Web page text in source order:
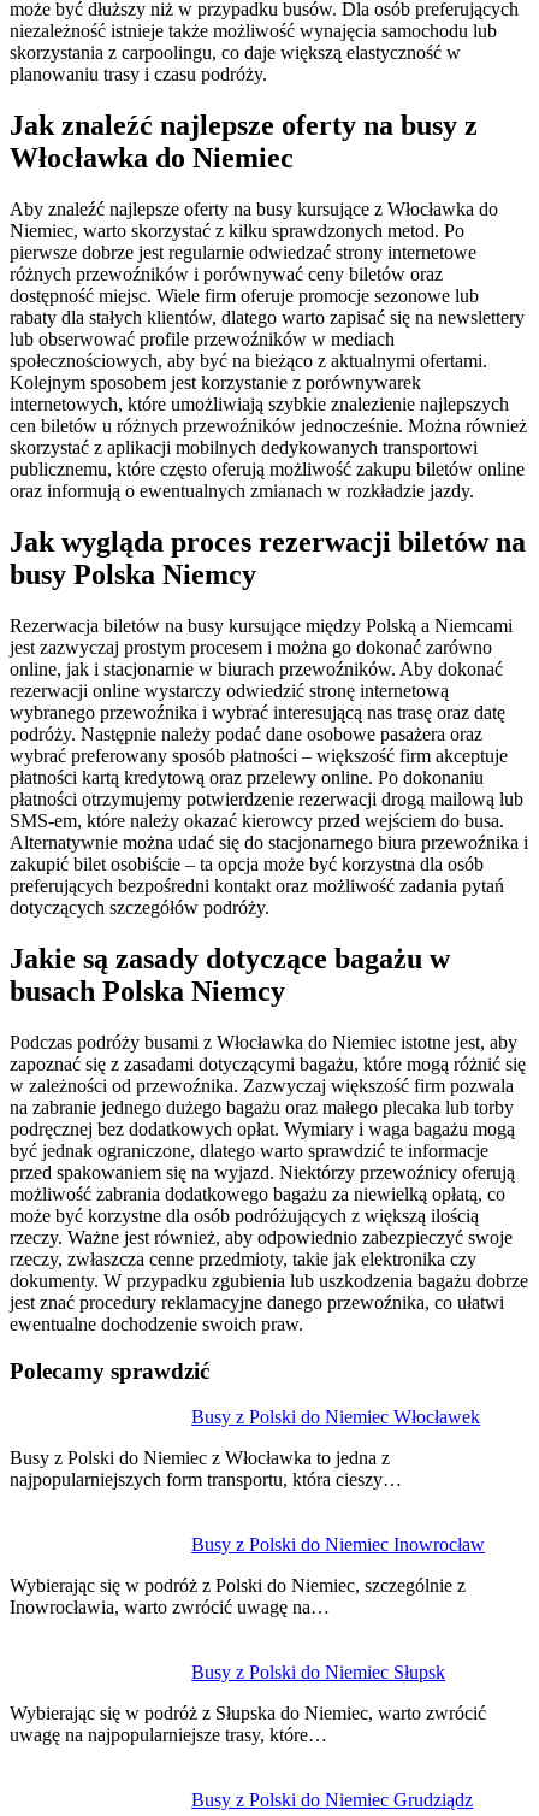
może być dłuższy niż w przypadku busów. Dla osób preferujących
niezależność istnieje także możliwość wynajęcia samochodu lub
skorzystania z carpoolingu, co daje większą elastyczność w
planowaniu trasy i czasu podróży.
Jak znaleźć najlepsze oferty na busy z
Włocławka do Niemiec
Aby znaleźć najlepsze oferty na busy kursujące z Włocławka do
Niemiec, warto skorzystać z kilku sprawdzonych metod. Po
pierwsze dobrze jest regularnie odwiedzać strony internetowe
różnych przewoźników i porównywać ceny biletów oraz
dostępność miejsc. Wiele firm oferuje promocje sezonowe lub
rabaty dla stałych klientów, dlatego warto zapisać się na newslettery
lub obserwować profile przewoźników w mediach
społecznościowych, aby być na bieżąco z aktualnymi ofertami.
Kolejnym sposobem jest korzystanie z porównywarek
internetowych, które umożliwiają szybkie znalezienie najlepszych
cen biletów u różnych przewoźników jednocześnie. Można również
skorzystać z aplikacji mobilnych dedykowanych transportowi
publicznemu, które często oferują możliwość zakupu biletów online
oraz informują o ewentualnych zmianach w rozkładzie jazdy.
Jak wygląda proces rezerwacji biletów na
busy Polska Niemcy
Rezerwacja biletów na busy kursujące między Polską a Niemcami
jest zazwyczaj prostym procesem i można go dokonać zarówno
online, jak i stacjonarnie w biurach przewoźników. Aby dokonać
rezerwacji online wystarczy odwiedzić stronę internetową
wybranego przewoźnika i wybrać interesującą nas trasę oraz datę
podróży. Następnie należy podać dane osobowe pasażera oraz
wybrać preferowany sposób płatności – większość firm akceptuje
płatności kartą kredytową oraz przelewy online. Po dokonaniu
płatności otrzymujemy potwierdzenie rezerwacji drogą mailową lub
SMS-em, które należy okazać kierowcy przed wejściem do busa.
Alternatywnie można udać się do stacjonarnego biura przewoźnika i
zakupić bilet osobiście – ta opcja może być korzystna dla osób
preferujących bezpośredni kontakt oraz możliwość zadania pytań
dotyczących szczegółów podróży.
Jakie są zasady dotyczące bagażu w
busach Polska Niemcy
Podczas podróży busami z Włocławka do Niemiec istotne jest, aby
zapoznać się z zasadami dotyczącymi bagażu, które mogą różnić się
w zależności od przewoźnika. Zazwyczaj większość firm pozwala
na zabranie jednego dużego bagażu oraz małego plecaka lub torby
podręcznej bez dodatkowych opłat. Wymiary i waga bagażu mogą
być jednak ograniczone, dlatego warto sprawdzić te informacje
przed spakowaniem się na wyjazd. Niektórzy przewoźnicy oferują
możliwość zabrania dodatkowego bagażu za niewielką opłatą, co
może być korzystne dla osób podróżujących z większą ilością
rzeczy. Ważne jest również, aby odpowiednio zabezpieczyć swoje
rzeczy, zwłaszcza cenne przedmioty, takie jak elektronika czy
dokumenty. W przypadku zgubienia lub uszkodzenia bagażu dobrze
jest znać procedury reklamacyjne danego przewoźnika, co ułatwi
ewentualne dochodzenie swoich praw.
Polecamy sprawdzić
Busy z Polski do Niemiec Włocławek
Busy z Polski do Niemiec z Włocławka to jedna z
najpopularniejszych form transportu, która cieszy…
Busy z Polski do Niemiec Inowrocław
Wybierając się w podróż z Polski do Niemiec, szczególnie z
Inowrocławia, warto zwrócić uwagę na…
Busy z Polski do Niemiec Słupsk
Wybierając się w podróż z Słupska do Niemiec, warto zwrócić
uwagę na najpopularniejsze trasy, które…
Busy z Polski do Niemiec Grudziądz
wpisu